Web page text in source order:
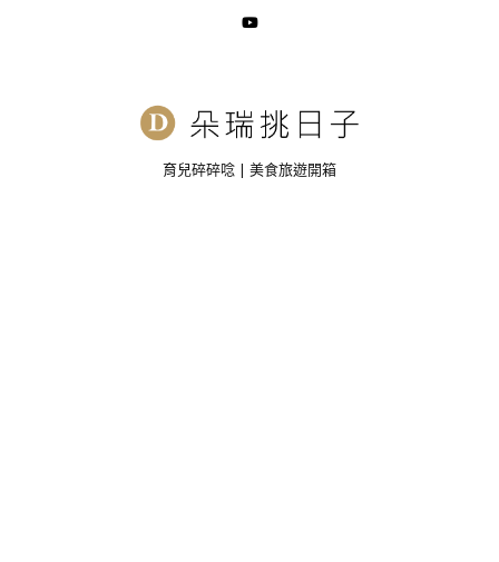
育兒碎碎唸 | 美食旅遊開箱